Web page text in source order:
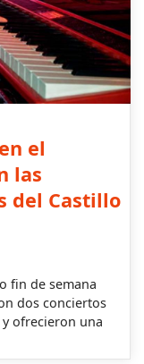
el
las
del Castillo
fin de semana
dos conciertos
ofrecieron una